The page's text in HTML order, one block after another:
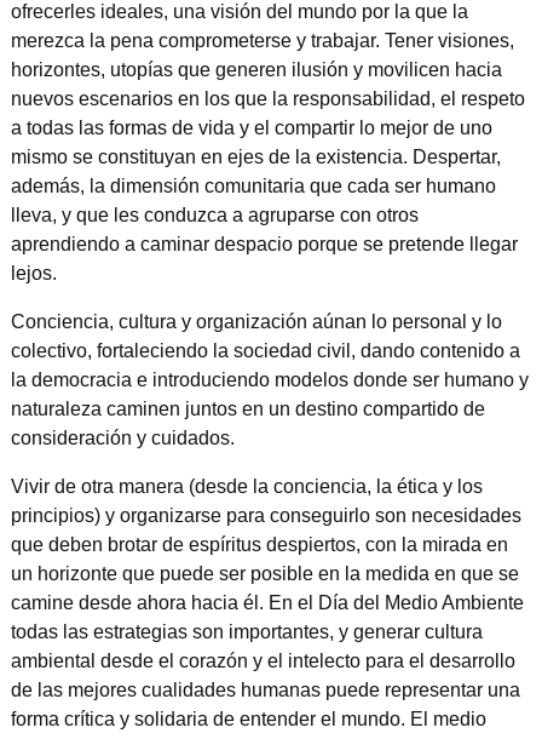
ofrecerles ideales, una visión del mundo por la que la
merezca la pena comprometerse y trabajar. Tener visiones,
horizontes, utopías que generen ilusión y movilicen hacia
nuevos escenarios en los que la responsabilidad, el respeto
a todas las formas de vida y el compartir lo mejor de uno
mismo se constituyan en ejes de la existencia. Despertar,
además, la dimensión comunitaria que cada ser humano
lleva, y que les conduzca a agruparse con otros
aprendiendo a caminar despacio porque se pretende llegar
lejos.
Conciencia, cultura y organización aúnan lo personal y lo
colectivo, fortaleciendo la sociedad civil, dando contenido a
la democracia e introduciendo modelos donde ser humano y
naturaleza caminen juntos en un destino compartido de
consideración y cuidados.
Vivir de otra manera (desde la conciencia, la ética y los
principios) y organizarse para conseguirlo son necesidades
que deben brotar de espíritus despiertos, con la mirada en
un horizonte que puede ser posible en la medida en que se
camine desde ahora hacia él. En el Día del Medio Ambiente
todas las estrategias son importantes, y generar cultura
ambiental desde el corazón y el intelecto para el desarrollo
de las mejores cualidades humanas puede representar una
forma crítica y solidaria de entender el mundo. El medio